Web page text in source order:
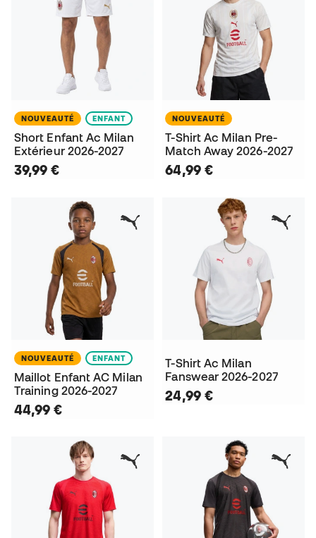
NOUVEAUTÉ ENFANT
Short Enfant Ac Milan
Extérieur 2026-2027
39,99 €
NOUVEAUTÉ
T-Shirt Ac Milan Pre-
Match Away 2026-2027
64,99 €
NOUVEAUTÉ ENFANT
Maillot Enfant AC Milan
Training 2026-2027
44,99 €
T-Shirt Ac Milan
Fanswear 2026-2027
24,99 €